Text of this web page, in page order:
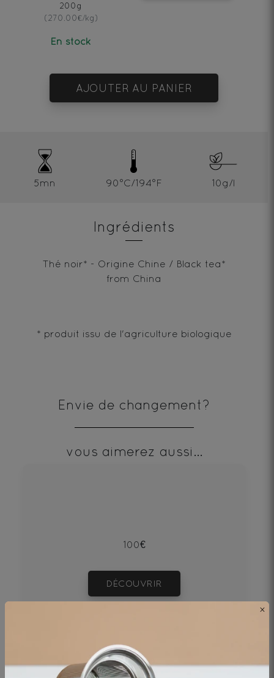
200g
(270.00€/kg)
En stock
AJOUTER AU PANIER
5mn 90°C/194°F 10g/l
Ingrédients
Thé noir* - Origine Chine / Black tea*
from China
* produit issu de l'agriculture biologique
Envie de changement?
vous aimerez aussi...
100€
DÉCOUVRIR
×